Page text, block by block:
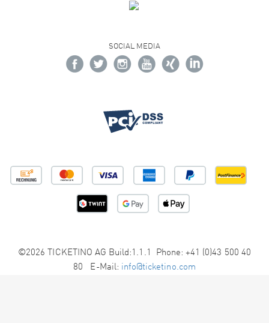
SOCIAL MEDIA
©2026 TICKETINO AG Build:1.1.1 Phone: +41 (0)43 500 40
80 E-Mail: info@ticketino.com